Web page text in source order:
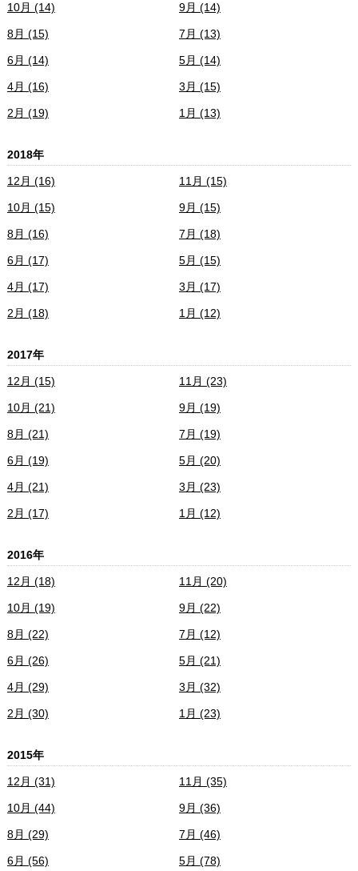
10月 (14) 9月 (14)
8月 (15) 7月 (13)
6月 (14) 5月 (14)
4月 (16) 3月 (15)
2月 (19) 1月 (13)
2018年
12月 (16) 11月 (15)
10月 (15) 9月 (15)
8月 (16) 7月 (18)
6月 (17) 5月 (15)
4月 (17) 3月 (17)
2月 (18) 1月 (12)
2017年
12月 (15) 11月 (23)
10月 (21) 9月 (19)
8月 (21) 7月 (19)
6月 (19) 5月 (20)
4月 (21) 3月 (23)
2月 (17) 1月 (12)
2016年
12月 (18) 11月 (20)
10月 (19) 9月 (22)
8月 (22) 7月 (12)
6月 (26) 5月 (21)
4月 (29) 3月 (32)
2月 (30) 1月 (23)
2015年
12月 (31) 11月 (35)
10月 (44) 9月 (36)
8月 (29) 7月 (46)
6月 (56) 5月 (78)